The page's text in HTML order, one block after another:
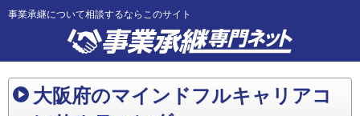
事業承継について相談するならこのサイト
大阪府のマインドフルキャリアコ